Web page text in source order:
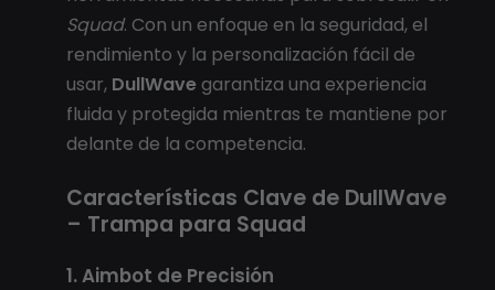
Squad. Con un enfoque en la seguridad, el
rendimiento y la personalización fácil de
usar, DullWave garantiza una experiencia
fluida y protegida mientras te mantiene por
delante de la competencia.
Características Clave de DullWave
– Trampa para Squad
1. Aimbot de Precisión